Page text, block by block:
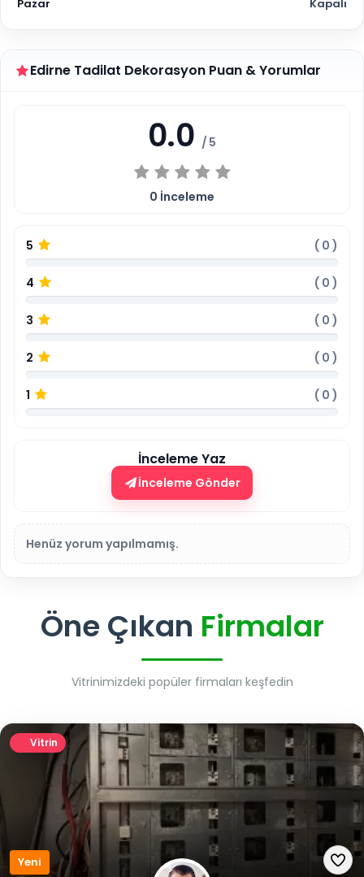
Pazar Kapalı
Edirne Tadilat Dekorasyon Puan & Yorumlar
0.0 / 5
0 İnceleme
5 ( 0 )
4 ( 0 )
3 ( 0 )
2 ( 0 )
1 ( 0 )
İnceleme Yaz
İnceleme Gönder
Henüz yorum yapılmamış.
Öne Çıkan Firmalar
Vitrinimizdeki popüler firmaları keşfedin
Vitrin
Yeni